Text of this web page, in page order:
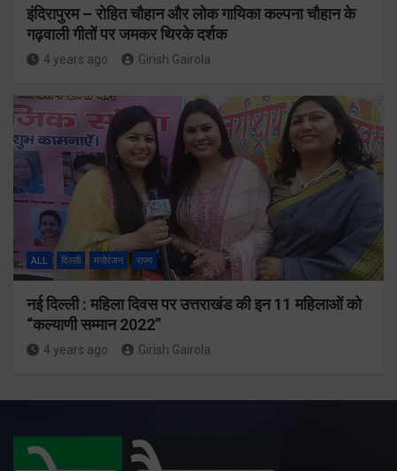
इंदिरापुरम – रोहित चौहान और लोक गायिका कल्पना चौहान के
गढ़वाली गीतों पर जमकर थिरके दर्शक
4 years ago Girish Gairola
ALL दिल्ली मनोरंजन राज्य
नई दिल्ली : महिला दिवस पर उत्तराखंड की इन 11 महिलाओं को
“कल्याणी सम्मान 2022”
4 years ago Girish Gairola